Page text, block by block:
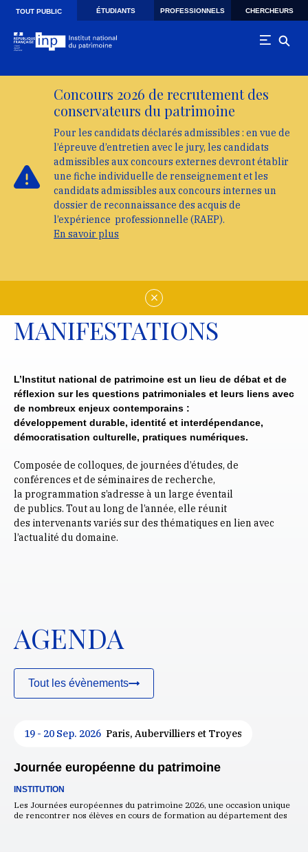
Skip to main navigation
Aller au contenu principal
TOUT PUBLIC ÉTUDIANTS PROFESSIONNELS CHERCHEURS
Concours 2026 de recrutement des
conservateurs du patrimoine
Pour les candidats déclarés admissibles : en vue de
l’épreuve d’entretien avec le jury, les candidats
admissibles aux concours externes devront établir
une fiche individuelle de renseignement et les
candidats admissibles aux concours internes un
dossier de reconnaissance des acquis de
l’expérience professionnelle (RAEP).
En savoir plus
MANIFESTATIONS
L’Institut national de patrimoine est un lieu de débat et de
réflexion sur les questions patrimoniales et leurs liens avec
de nombreux enjeux contemporains :
développement durable, identité et interdépendance,
démocratisation culturelle, pratiques numériques.
Composée de colloques, de journées d’études, de
conférences et de séminaires de recherche,
la programmation s’adresse à un large éventail
de publics. Tout au long de l’année, elle réunit
des intervenants variés sur des thématiques en lien avec
l’actualité du domaine.
AGENDA
Tout les évènements
19 - 20 Sep. 2026 Paris, Aubervilliers et Troyes
Journée européenne du patrimoine
INSTITUTION
Les Journées européennes du patrimoine 2026, une occasion unique
de rencontrer nos élèves en cours de formation au département des